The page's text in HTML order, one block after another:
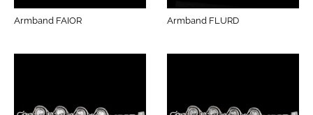
Armband FAIOR Armband FLURD